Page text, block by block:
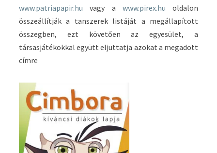
www.patriapapir.hu vagy a www.pirex.hu oldalon
összeállítják a tanszerek listáját a megállapított
összegben, ezt követően az egyesület, a
társasjátékokkal együtt eljuttatja azokat a megadott
címre